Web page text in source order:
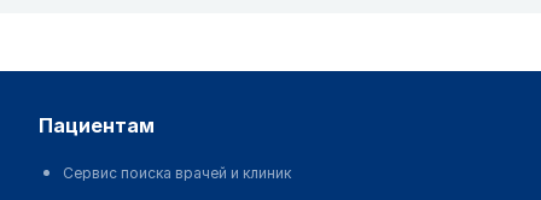
пациентам
Сервис поиска врачей и клиник